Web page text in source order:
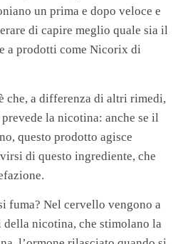
un prima e dopo veloce e
di capire meglio quale sia il
a prodotti come Nicorix di
che, a differenza di altri rimedi,
la nicotina: anche se il
questo prodotto agisce
di questo ingrediente, che
fuma? Nel cervello vengono a
della nicotina, che stimolano la